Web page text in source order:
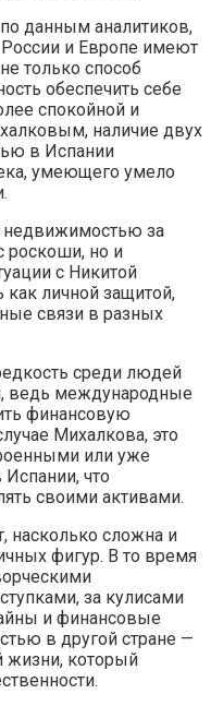
по данным аналитиков,
и Европе имеют
только способ
обеспечить себе
спокойной и
наличие двух
в Испании
умеющего умело
недвижимостью за
роскоши, но и
с Никитой
личной защитой,
связи в разных
среди людей
ведь международные
финансовую
Михалкова, это
или уже
что
своими активами.
насколько сложна и
фигур. В то время
за кулисами
и финансовые
в другой стране —
жизни, который